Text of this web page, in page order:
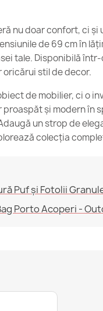
nu doar confort, ci
de 69 cm în
tale. Disponibilă
oricărui stil de decor.
de mobilier, ci o
și modern în
un strop de
colecția
Puf și Fotolii
Porto Acoperi -